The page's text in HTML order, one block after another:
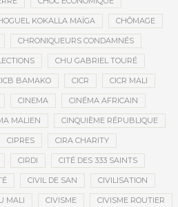
KOKALLA MAÏGA CHÔMAGE
CHRONIQUEURS CONDAMNÉS
CHU GABRIEL TOURÉ
BAMAKO CICR CICR MALI
CINEMA CINÉMA AFRICAIN
MALIEN CINQUIÈME RÉPUBLIQUE
CIPRES CIRA CHARITY
CIRDI CITÉ DES 333 SAINTS
CIVIL DE SAN CIVILISATION
MALI CIVISME CIVISME ROUTIER